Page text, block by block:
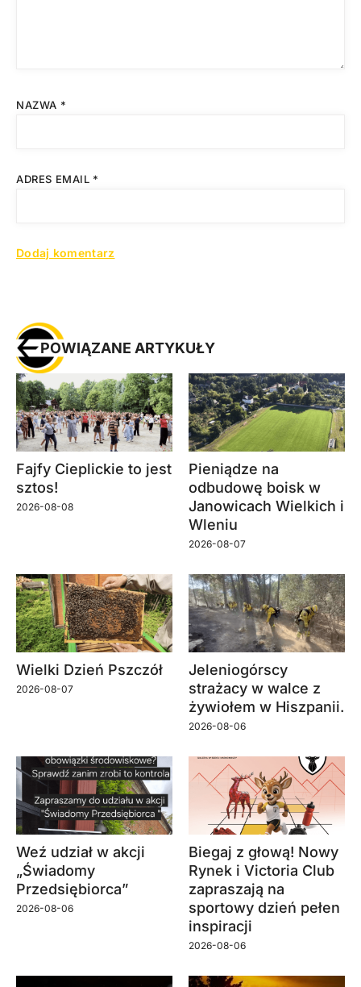
NAZWA *
ADRES EMAIL *
POWIĄZANE ARTYKUŁY
Fajfy Cieplickie to jest
sztos!
2026-08-08
Pieniądze na
odbudowę boisk w
Janowicach Wielkich i
Wleniu
2026-08-07
Wielki Dzień Pszczół
2026-08-07
Jeleniogórscy
strażacy w walce z
żywiołem w Hiszpanii.
2026-08-06
Weź udział w akcji
„Świadomy
Przedsiębiorca”
2026-08-06
Biegaj z głową! Nowy
Rynek i Victoria Club
zapraszają na
sportowy dzień pełen
inspiracji
2026-08-06